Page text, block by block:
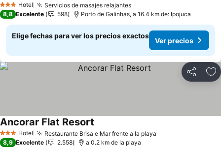
3 Estrellas
Hotel Servicios de masajes relajantesVer precios
8,8 Excelente 598 Porto de Galinhas, a 16.4 km de: Ipojuca
Elige fechas para ver los precios exactos
Ver precios
Compartir
3 Estrellas
Hotel Restaurante Brisa e Mar frente a la playa
Ancorar Flat Resort
8,9 Excelente 2.558 a 0.2 km de la playa